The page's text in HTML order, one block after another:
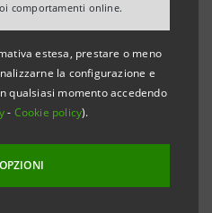
comportamenti online.
estesa, prestare o meno
la configurazione e
qualsiasi momento accedendo
- Cookie policy).
Sanpaolo: “Essere una
profittevoli in Europa ci
a disposizione
che restituiscano